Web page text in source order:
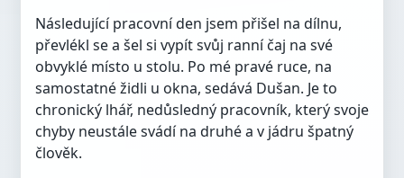
Následující pracovní den jsem přišel na dílnu,
převlékl se a šel si vypít svůj ranní čaj na své
obvyklé místo u stolu. Po mé pravé ruce, na
samostatné židli u okna, sedává Dušan. Je to
chronický lhář, nedůsledný pracovník, který svoje
chyby neustále svádí na druhé a v jádru špatný
člověk.